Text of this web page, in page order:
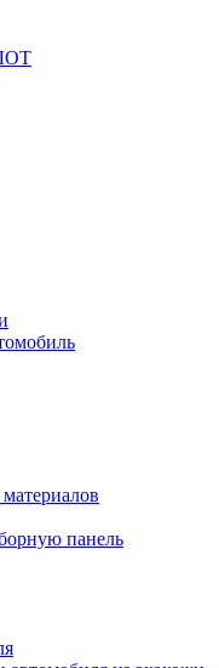
панель